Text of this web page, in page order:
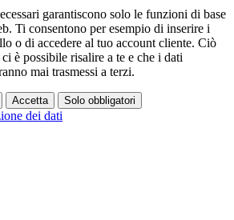
garantiscono solo le funzioni di base
Ti consentono per esempio di inserire i
o di accedere al tuo account cliente. Ciò
è possibile risalire a te e che i dati
mai trasmessi a terzi.
Accetta Solo obbligatori
dei dati